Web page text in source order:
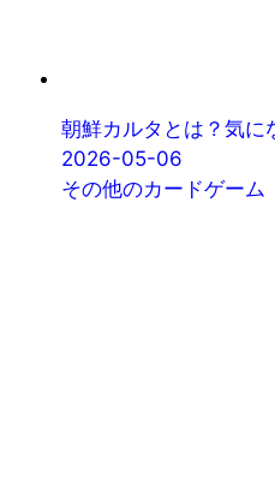
朝鮮カルタとは？気に
2026-05-06
その他のカードゲーム